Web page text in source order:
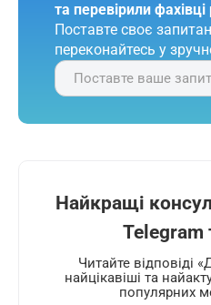
та перевірили фахівці
Поставте своє
переконайтесь у
Поставте ваше
Найкращі
Telegram
Читайте відповіді
найцікавіші та
популярних